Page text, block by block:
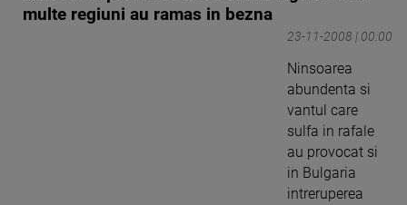
multe regiuni au ramas in bezna
23-11-2008 | 00:00
Ninsoarea
abundenta si
vantul care
sulfa in rafale
au provocat si
in Bulgaria
intreruperea